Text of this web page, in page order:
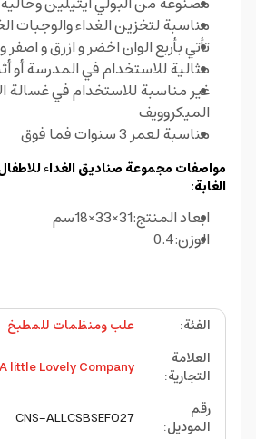
مناسبة لتخزين الغداء والوجبات
تأتي بأربع الوان اخضر و ازرق و اصفر
مثالية للاستخدام في المدرسة أو
غير مناسبة للاستخدام في غسالة
الميكروويف
مناسبة لعمر 3 سنوات فما فوق
مواصفات مجموعة صناديق الغداء
الغابة:
ابعاد المنتج:31×33×18سم
الوزن:0.4
الفئة:
علب ومنظمات للمطبخ
العلامة
التجارية:
A little Lovely Company
رقم
الموديل:
CNS-ALLCSBSEFO27